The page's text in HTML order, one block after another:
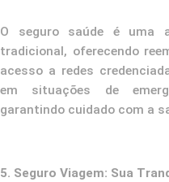
O seguro saúde é uma
tradicional, oferecendo
acesso a redes
em situações de
garantindo cuidado com a
5. Seguro Viagem: Sua